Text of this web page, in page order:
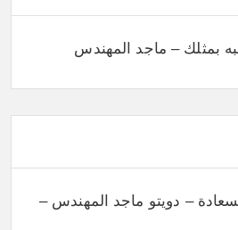
بمثلك – ماجد المهندس
– دويتو ماجد المهندس –